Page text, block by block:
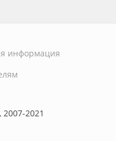
информация
2021